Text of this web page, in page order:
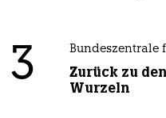
3 Bundeszentrale
Zurück zu
Wurzeln